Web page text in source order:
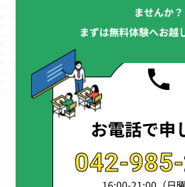
ませんか？
まずは無料体験へお越
お電話で申
042-